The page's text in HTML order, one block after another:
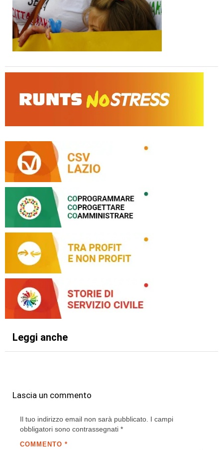
Leggi anche
Lascia un commento
Il tuo indirizzo email non sarà pubblicato. I campi
obbligatori sono contrassegnati *
COMMENTO *